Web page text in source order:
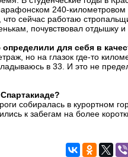
240-
что сейчас работаю
почувствовал отдышку
для себя в
но на глазок где-то
в 33. И это не
собиралась в курортном
к забегам на более